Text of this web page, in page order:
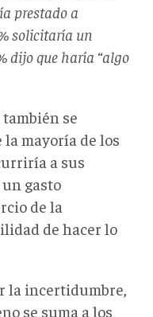
prestado a
solicitaría un
dijo que haría “algo
se
mayoría de los
a sus
gasto
de la
de hacer lo
la incertidumbre,
se suma a los